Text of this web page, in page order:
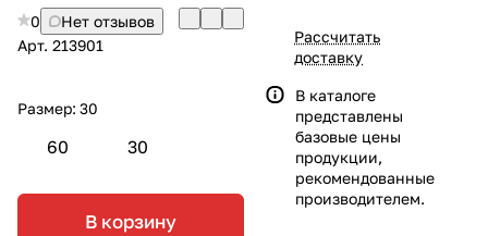
0
Нет отзывов
Арт. 213901
Размер: 30
60 30
В корзину
Рассчитать
доставку
В каталоге
представлены
базовые цены
продукции,
рекомендованные
производителем.